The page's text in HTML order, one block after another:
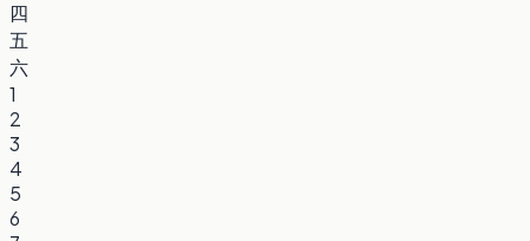
四
五
六
1
2
3
4
5
6